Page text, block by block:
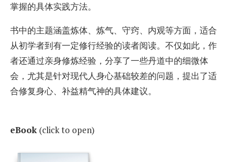
掌握的具体实践方法。
书中的主题涵盖炼体、炼气、守窍、内观等方面，适合
从初学者到有一定修行经验的读者阅读。不仅如此，作
者还通过亲身修炼经验，分享了一些丹道中的细微体
会，尤其是针对现代人身心基础较差的问题，提出了适
合修复身心、补益精气神的具体建议。
eBook (click to open)